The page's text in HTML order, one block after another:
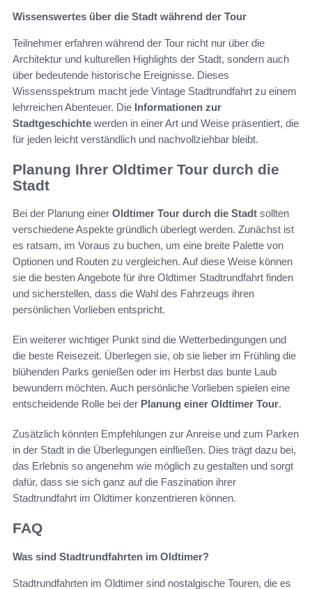
Wissenswertes über die Stadt während der Tour
Teilnehmer erfahren während der Tour nicht nur über die
Architektur und kulturellen Highlights der Stadt, sondern auch
über bedeutende historische Ereignisse. Dieses
Wissensspektrum macht jede Vintage Stadtrundfahrt zu einem
lehrreichen Abenteuer. Die Informationen zur
Stadtgeschichte werden in einer Art und Weise präsentiert, die
für jeden leicht verständlich und nachvollziehbar bleibt.
Planung Ihrer Oldtimer Tour durch die
Stadt
Bei der Planung einer Oldtimer Tour durch die Stadt sollten
verschiedene Aspekte gründlich überlegt werden. Zunächst ist
es ratsam, im Voraus zu buchen, um eine breite Palette von
Optionen und Routen zu vergleichen. Auf diese Weise können
sie die besten Angebote für ihre Oldtimer Stadtrundfahrt finden
und sicherstellen, dass die Wahl des Fahrzeugs ihren
persönlichen Vorlieben entspricht.
Ein weiterer wichtiger Punkt sind die Wetterbedingungen und
die beste Reisezeit. Überlegen sie, ob sie lieber im Frühling die
blühenden Parks genießen oder im Herbst das bunte Laub
bewundern möchten. Auch persönliche Vorlieben spielen eine
entscheidende Rolle bei der Planung einer Oldtimer Tour.
Zusätzlich könnten Empfehlungen zur Anreise und zum Parken
in der Stadt in die Überlegungen einfließen. Dies trägt dazu bei,
das Erlebnis so angenehm wie möglich zu gestalten und sorgt
dafür, dass sie sich ganz auf die Faszination ihrer
Stadtrundfahrt im Oldtimer konzentrieren können.
FAQ
Was sind Stadtrundfahrten im Oldtimer?
Stadtrundfahrten im Oldtimer sind nostalgische Touren, die es